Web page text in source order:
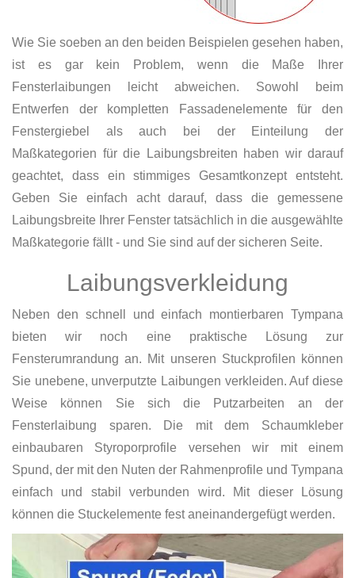
Wie Sie soeben an den beiden Beispielen gesehen haben,
ist es gar kein Problem, wenn die Maße Ihrer
Fensterlaibungen leicht abweichen. Sowohl beim
Entwerfen der kompletten Fassadenelemente für den
Fenstergiebel als auch bei der Einteilung der
Maßkategorien für die Laibungsbreiten haben wir darauf
geachtet, dass ein stimmiges Gesamtkonzept entsteht.
Geben Sie einfach acht darauf, dass die gemessene
Laibungsbreite Ihrer Fenster tatsächlich in die ausgewählte
Maßkategorie fällt - und Sie sind auf der sicheren Seite.
Laibungsverkleidung
Neben den schnell und einfach montierbaren Tympana
bieten wir noch eine praktische Lösung zur
Fensterumrandung an. Mit unseren Stuckprofilen können
Sie unebene, unverputzte Laibungen verkleiden. Auf diese
Weise können Sie sich die Putzarbeiten an der
Fensterlaibung sparen. Die mit dem Schaumkleber
einbaubaren Styroporprofile versehen wir mit einem
Spund, der mit den Nuten der Rahmenprofile und Tympana
einfach und stabil verbunden wird. Mit dieser Lösung
können die Stuckelemente fest aneinandergefügt werden.